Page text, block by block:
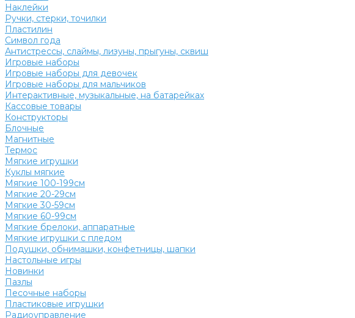
Наклейки
Ручки, стерки, точилки
Пластилин
Символ года
Антистрессы, слаймы, лизуны, прыгуны, сквиш
Игровые наборы
Игровые наборы для девочек
Игровые наборы для мальчиков
Интерактивные, музыкальные, на батарейках
Кассовые товары
Конструкторы
Блочные
Магнитные
Термос
Мягкие игрушки
Куклы мягкие
Мягкие 100-199см
Мягкие 20-29см
Мягкие 30-59см
Мягкие 60-99см
Мягкие брелоки, аппаратные
Мягкие игрушки с пледом
Подушки, обнимашки, конфетницы, шапки
Настольные игры
Новинки
Пазлы
Песочные наборы
Пластиковые игрушки
Радиоуправление